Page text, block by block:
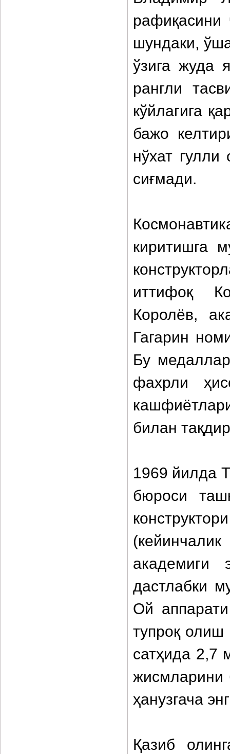
рафиқасини
шундаки,
ўзига жуда
рангли
кўйлагига
бажо
нўхат гулли
сиғмади.
киритишга
иттифоқ
Королёв,
Гагарин
Бу
фахрли
билан
1969 йилда
бюроси
академиги
дастлабки
Ой
тупроқ
сатҳида 2,7
жисмларини
ҳанузгача
Қазиб